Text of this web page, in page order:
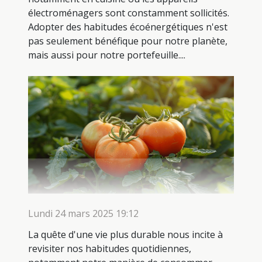
électroménagers sont constamment sollicités.
Adopter des habitudes écoénergétiques n'est
pas seulement bénéfique pour notre planète,
mais aussi pour notre portefeuille....
Lundi 24 mars 2025 19:12
La quête d'une vie plus durable nous incite à
revisiter nos habitudes quotidiennes,